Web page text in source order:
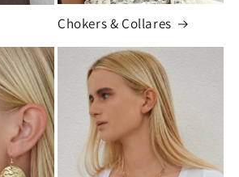
Chokers & Collares